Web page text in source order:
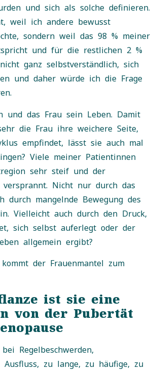
und sich als solche definieren.
weil ich andere bewusst
sondern weil das 98 % meiner
und für die restlichen 2 %
ganz selbstverständlich, sich
und daher würde ich die Frage
und das Frau sein Leben. Damit
die Frau ihre weichere Seite,
empfindet, lässt sie auch mal
Viele meiner Patientinnen
sehr steif und der
Nicht nur durch das
durch mangelnde Bewegung des
Vielleicht auch durch den Druck,
sich selbst auferlegt oder der
allgemein ergibt?
der Frauenmantel zum
ist sie eine
von der Pubertät
Regelbeschwerden,
Ausfluss, zu lange, zu häufige, zu